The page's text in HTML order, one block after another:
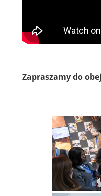
Zapraszamy do